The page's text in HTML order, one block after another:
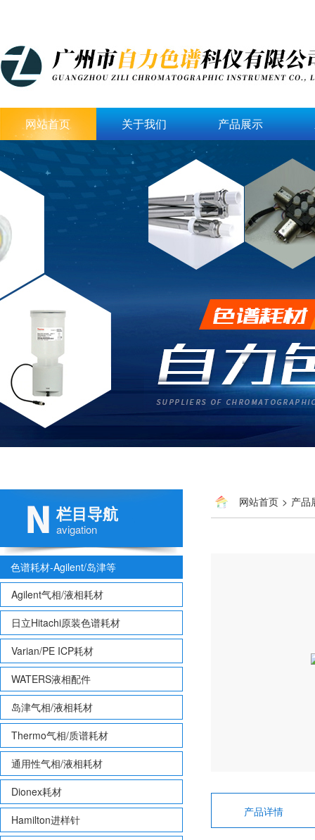
网站首页 关于我们 产品展示
栏目导航
avigation
色谱耗材-Agilent/岛津等
Agilent气相/液相耗材
日立Hitachi原装色谱耗材
Varian/PE ICP耗材
WATERS液相配件
岛津气相/液相耗材
Thermo气相/质谱耗材
通用性气相/液相耗材
Dionex耗材
Hamilton进样针
网站首页 > 产品
产品详情